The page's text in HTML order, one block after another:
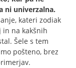
ni univerzalna.
kateri zodiak
in na kakšnih
Šele s tem
pošteno, brez